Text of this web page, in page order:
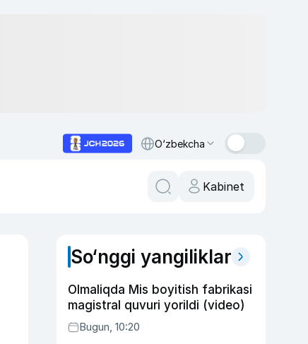
O‘zbekcha
Kabinet
So‘nggi yangiliklar
Olmaliqda Mis boyitish fabrikasi
magistral quvuri yorildi (video)
Bugun, 10:20